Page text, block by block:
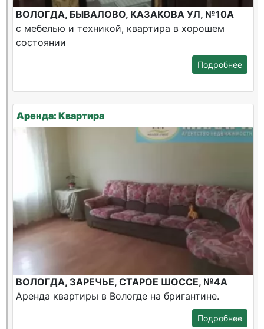
ВОЛОГДА, БЫВАЛОВО, КАЗАКОВА УЛ, №10А
с мебелью и техникой, квартира в хорошем
состоянии
Подробнее
Аренда: Квартира
ВОЛОГДА, ЗАРЕЧЬЕ, СТАРОЕ ШОССЕ, №4А
Аренда квартиры в Вологде на бригантине.
Подробнее